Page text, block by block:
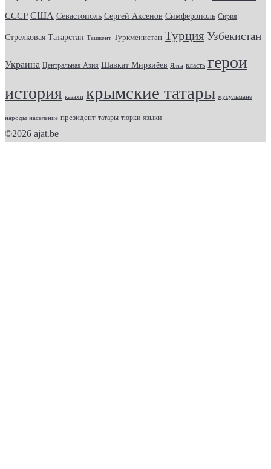
СССР США Севастополь Сергей Аксенов Симферополь Сирия
Стрелковая Татарстан Ташкент Туркменистан Турция Узбекистан
Украина Центральная Азия Шавкат Мирзиёев Ялта власть герои
история казахи крымские татары мусульмане
народы население президент татары тюрки языки
©2026 ajat.be